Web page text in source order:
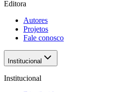
Editora
Autores
Projetos
Fale conosco
Institucional
Institucional